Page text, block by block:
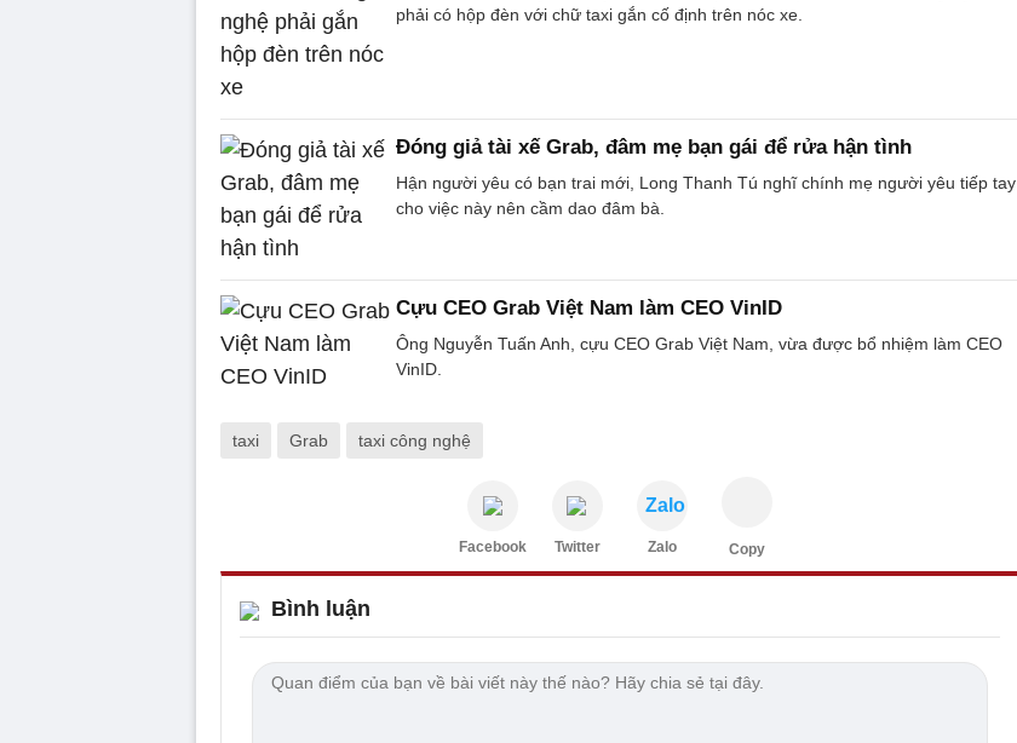
phải có hộp đèn với chữ taxi gắn cố định trên nóc xe.
Đóng giả tài xế Grab, đâm mẹ bạn gái để rửa hận tình
Hận người yêu có bạn trai mới, Long Thanh Tú nghĩ chính mẹ người yêu tiếp tay
cho việc này nên cầm dao đâm bà.
Cựu CEO Grab Việt Nam làm CEO VinID
Ông Nguyễn Tuấn Anh, cựu CEO Grab Việt Nam, vừa được bổ nhiệm làm CEO
VinID.
taxi Grab taxi công nghệ
Facebook Twitter
Zalo
Zalo Copy
Bình luận